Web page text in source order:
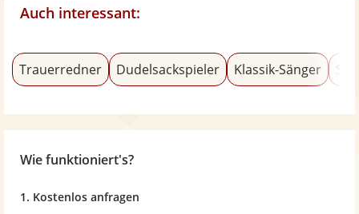
Auch interessant:
Trauerredner Dudelsackspieler Klassik-Sänger
Wie funktioniert's?
1. Kostenlos anfragen